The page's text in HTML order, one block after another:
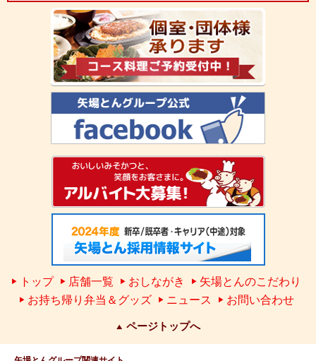
トップ 店舗一覧 おしながき
矢場とんのこだわり
お持ち帰り弁当＆グッズ
ニュース お問い合わせ
ページトップへ